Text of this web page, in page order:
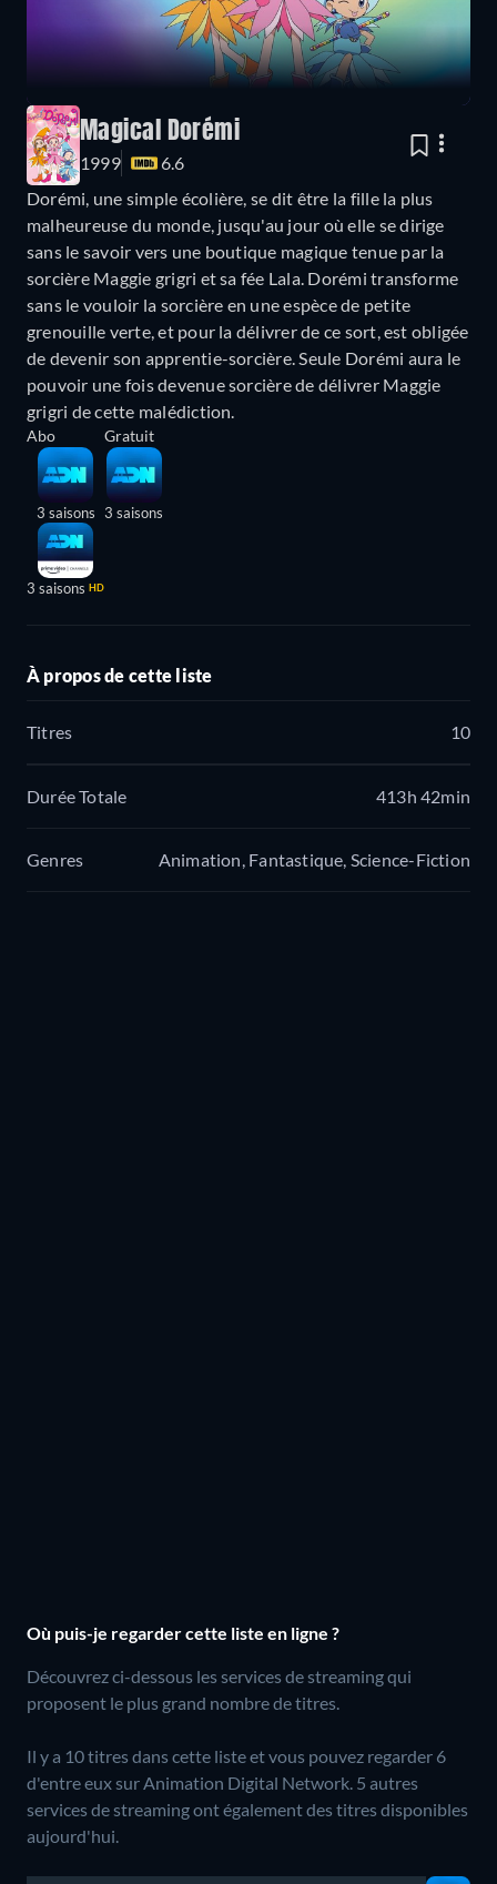
Magical Dorémi
1999
6.6
Dorémi, une simple écolière, se dit être la fille la plus
malheureuse du monde, jusqu'au jour où elle se dirige
sans le savoir vers une boutique magique tenue par la
sorcière Maggie grigri et sa fée Lala. Dorémi transforme
sans le vouloir la sorcière en une espèce de petite
grenouille verte, et pour la délivrer de ce sort, est obligée
de devenir son apprentie-sorcière. Seule Dorémi aura le
pouvoir une fois devenue sorcière de délivrer Maggie
grigri de cette malédiction.
Abo
3 saisons
3 saisons HD
Gratuit
3 saisons
À propos de cette liste
Titres 10
Durée Totale 413h 42min
Genres Animation, Fantastique, Science-Fiction
Où puis-je regarder cette liste en ligne ?
Découvrez ci-dessous les services de streaming qui
proposent le plus grand nombre de titres.
Il y a 10 titres dans cette liste et vous pouvez regarder 6
d'entre eux sur Animation Digital Network. 5 autres
services de streaming ont également des titres disponibles
aujourd'hui.